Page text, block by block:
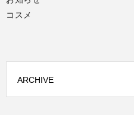
コスメ
ARCHIVE